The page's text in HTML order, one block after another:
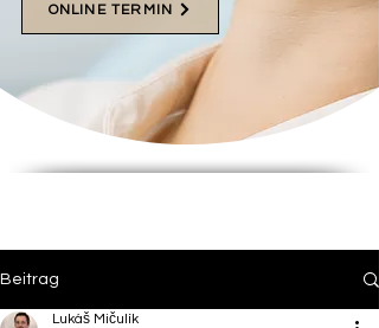
ONLINE TERMIN
Beitrag
Lukáš Mičulík